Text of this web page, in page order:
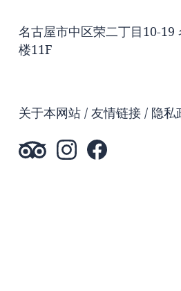
名古屋市中区荣二丁目10-19
楼11F
关于本网站 友情链接 隐私